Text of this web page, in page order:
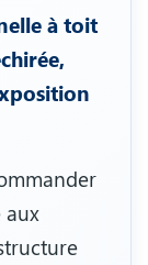
à toit
aux